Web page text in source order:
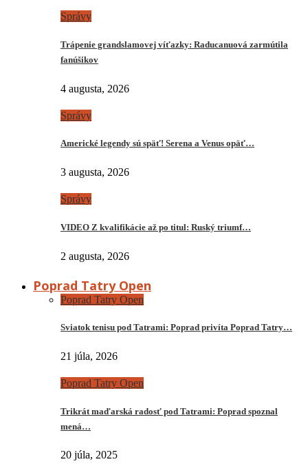
Správy
Trápenie grandslamovej víťazky: Raducanuová zarmútila
fanúšikov
4 augusta, 2026
Správy
Americké legendy sú späť! Serena a Venus opäť…
3 augusta, 2026
Správy
VIDEO Z kvalifikácie až po titul: Ruský triumf…
2 augusta, 2026
Poprad Tatry Open
Poprad Tatry Open
Sviatok tenisu pod Tatrami: Poprad privíta Poprad Tatry…
21 júla, 2026
Poprad Tatry Open
Trikrát maďarská radosť pod Tatrami: Poprad spoznal
mená…
20 júla, 2025